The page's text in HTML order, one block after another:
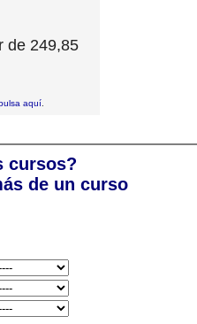
de 249,85
aquí.
cursos?
de un curso